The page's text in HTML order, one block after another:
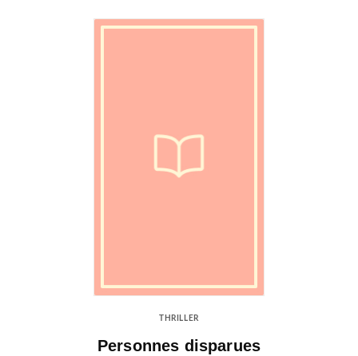
THRILLER
Personnes disparues